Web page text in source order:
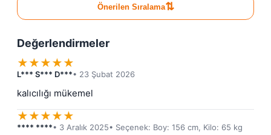
Önerilen Sıralama⇅
Değerlendirmeler
★★★★★
L*** S*** D***• 23 Şubat 2026
kalıcılığı mükemel
★★★★★
**** ****• 3 Aralık 2025• Seçenek: Boy: 156 cm, Kilo: 65 kg